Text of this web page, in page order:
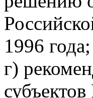
1996 года;
г)